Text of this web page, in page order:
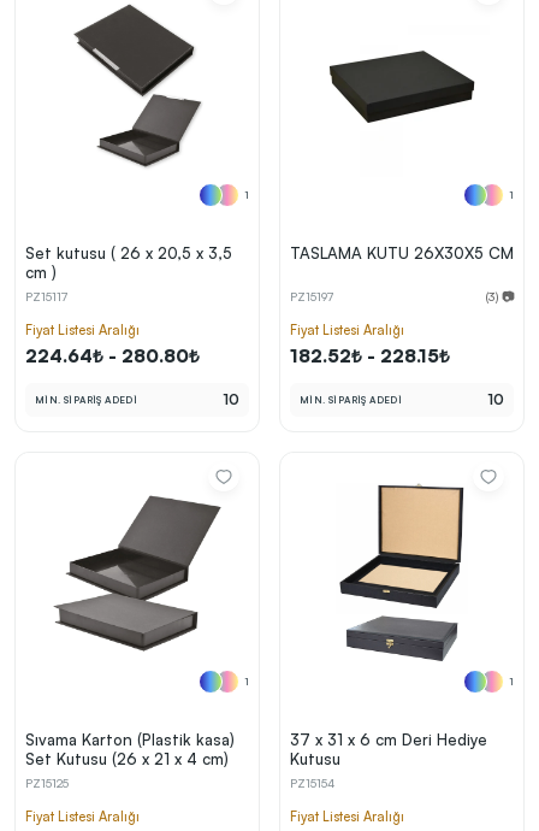
1
Set kutusu ( 26 x 20,5 x 3,5
cm )
PZ15117
Fiyat Listesi Aralığı
224.64₺ - 280.80₺
MİN. SİPARİŞ ADEDİ 10
1
TASLAMA KUTU 26X30X5 CM
PZ15197 (3) 📷
Fiyat Listesi Aralığı
182.52₺ - 228.15₺
MİN. SİPARİŞ ADEDİ 10
1
Sıvama Karton (Plastik kasa)
Set Kutusu (26 x 21 x 4 cm)
PZ15125
Fiyat Listesi Aralığı
1
37 x 31 x 6 cm Deri Hediye
Kutusu
PZ15154
Fiyat Listesi Aralığı